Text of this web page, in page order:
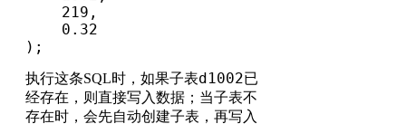
);
执行这条SQL时，如果子表d1002已
经存在，则直接写入数据；当子表不
存在时，会先自动创建子表，再写入